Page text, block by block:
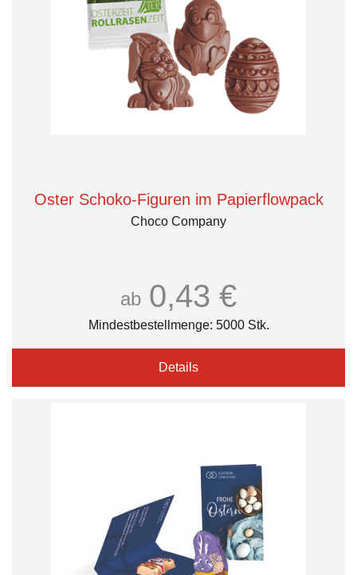
Oster Schoko-Figuren im Papierflowpack
Choco Company
ab 0,43 €
Mindestbestellmenge: 5000 Stk.
Details